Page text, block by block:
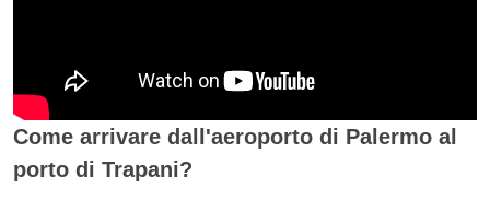
Come arrivare dall'aeroporto di Palermo al
porto di Trapani?